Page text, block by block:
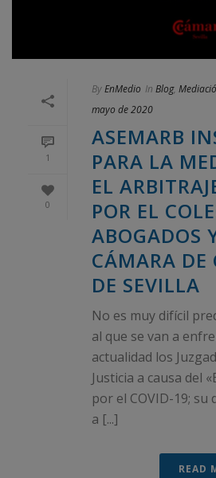
1
0
ByEnMedio In Blog,
mayo de 2020
ASEMARB
PARA LA
EL
POR EL
ABOGADOS
CÁMARA DE
DE SEVILLA
No es muy difícil
al que se van a
actualidad los
Justicia a causa del
por el COVID-19; su
a [...]
READ